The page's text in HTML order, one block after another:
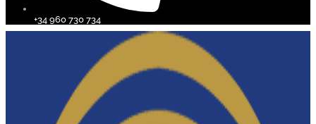
+34 960 730 734